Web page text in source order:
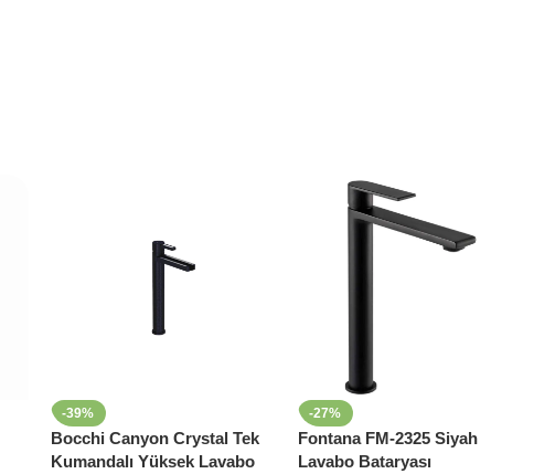
-39%
Bocchi Canyon Crystal Tek
Kumandalı Yüksek Lavabo
-27%
Fontana FM-2325 Siyah
Lavabo Bataryası